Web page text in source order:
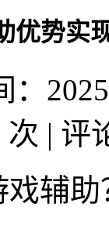
优势实
：
次 | 评
辅